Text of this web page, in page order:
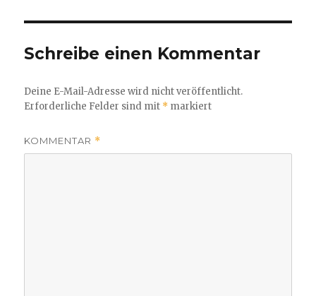
Schreibe einen Kommentar
Deine E-Mail-Adresse wird nicht veröffentlicht.
Erforderliche Felder sind mit * markiert
KOMMENTAR *